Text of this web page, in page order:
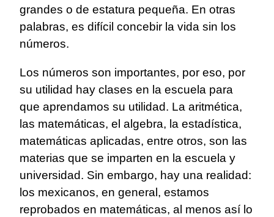
grandes o de estatura pequeña. En otras
palabras, es difícil concebir la vida sin los
números.
Los números son importantes, por eso, por
su utilidad hay clases en la escuela para
que aprendamos su utilidad. La aritmética,
las matemáticas, el algebra, la estadística,
matemáticas aplicadas, entre otros, son las
materias que se imparten en la escuela y
universidad. Sin embargo, hay una realidad:
los mexicanos, en general, estamos
reprobados en matemáticas, al menos así lo